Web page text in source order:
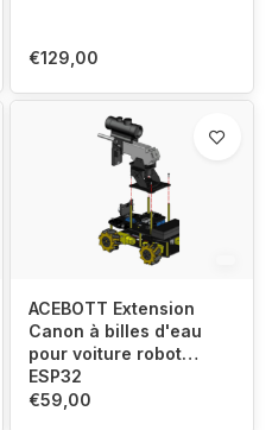
€129,00
ACEBOTT Extension
Canon à billes d'eau
pour voiture robot
ESP32
€59,00